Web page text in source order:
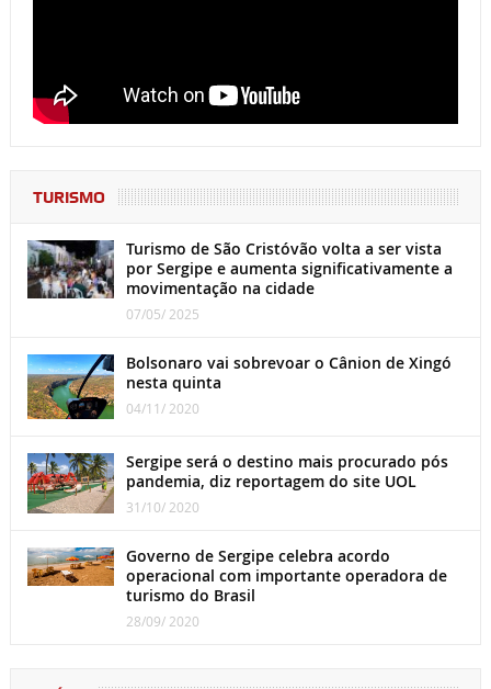
TURISMO
Turismo de São Cristóvão volta a ser vista
por Sergipe e aumenta significativamente a
movimentação na cidade
07/05/ 2025
Bolsonaro vai sobrevoar o Cânion de Xingó
nesta quinta
04/11/ 2020
Sergipe será o destino mais procurado pós
pandemia, diz reportagem do site UOL
31/10/ 2020
Governo de Sergipe celebra acordo
operacional com importante operadora de
turismo do Brasil
28/09/ 2020